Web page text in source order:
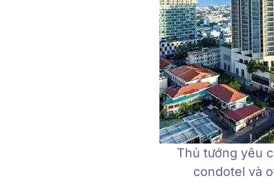
Thủ tướng yêu
condotel và